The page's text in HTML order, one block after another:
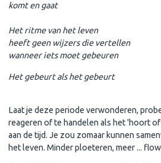
komt en gaat
Het ritme van het leven
heeft geen wijzers die vertellen
wanneer iets moet gebeuren
Het gebeurt als het gebeurt
Laat je deze periode verwonderen,
reageren of te handelen als het 'hoort
aan de tijd. Je zou zomaar kunnen
het leven. Minder ploeteren, meer ...